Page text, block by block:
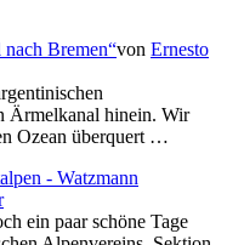
Bremen von Ernesto
Ärmelkanal hinein. Wir
Ozean überquert …
- Watzmann
ein paar schöne Tage